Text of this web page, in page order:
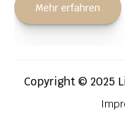
Mehr erfahren
Copyright © 2025